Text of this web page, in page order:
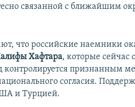
связанной с ближайшим
что российские наемники
Хафтара, которые сейчас
контролируется признанным
согласия.
и Турцией.